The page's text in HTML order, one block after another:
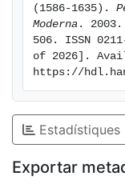
(1586-1635).
Moderna .
506. ISSN
of 2026].
https://
Estadístiques
Exportar